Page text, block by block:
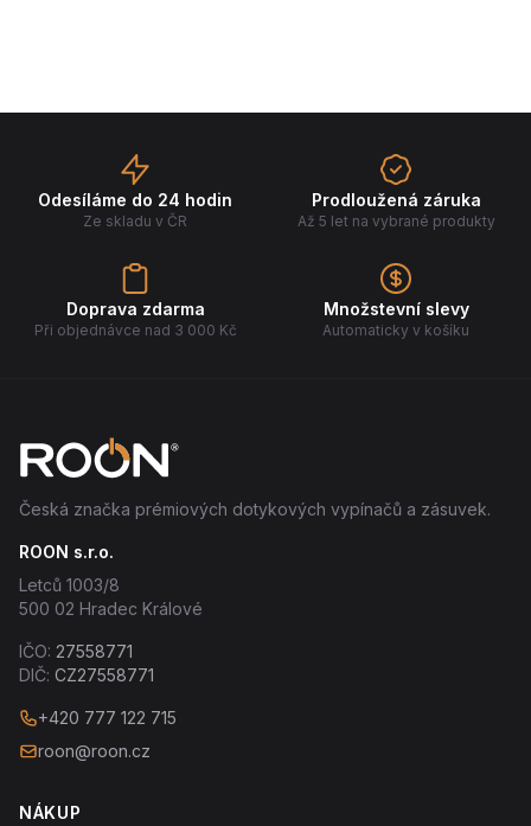
Odesíláme do 24 hodin
Ze skladu v ČR
Prodloužená záruka
Až 5 let na vybrané produkty
Doprava zdarma
Při objednávce nad 3 000 Kč
Množstevní slevy
Automaticky v košíku
Česká značka prémiových dotykových vypínačů a zásuvek.
ROON s.r.o.
Letců 1003/8
500 02 Hradec Králové
IČO: 27558771
DIČ: CZ27558771
+420 777 122 715
roon@roon.cz
NÁKUP